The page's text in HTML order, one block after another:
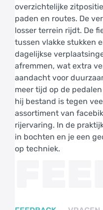
overzichtelijke
paden en routes. De
losser terrein rijdt. De
tussen vlakke stukken
dagelijkse
afremmen, wat extra
aandacht voor
meer tijd op de
hij bestand is tegen
assortiment van
rijervaring. In de
in bochten en je een
op techniek.